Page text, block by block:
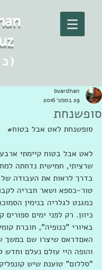
an
(.כותב)
סופשנחת
bvardhan
29 בספט׳ 2016
סופשנחת לאט אבל בטוח#
לאט אבל בטוח קיימתי
שרציתי, חמישית נדחתה
בדרך לראות את העבודה של
טור-כספא ושאר חבריה
כמגנט לגלריה בנימין
כיוון. רק לפני ימים ספורים
באיורי "כנופיה", חוברת
האםדראם שיצרו שם במשך
והופה היי עולם נעלם
"סללום" טוענת שיש